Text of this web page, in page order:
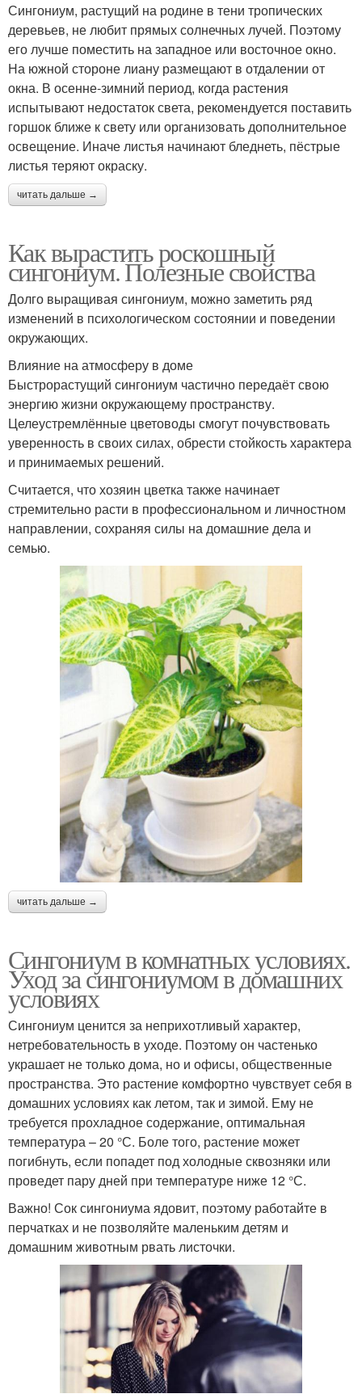
Сингониум, растущий на родине в тени тропических
деревьев, не любит прямых солнечных лучей. Поэтому
его лучше поместить на западное или восточное окно.
На южной стороне лиану размещают в отдалении от
окна. В осенне-зимний период, когда растения
испытывают недостаток света, рекомендуется поставить
горшок ближе к свету или организовать дополнительное
освещение. Иначе листья начинают бледнеть, пёстрые
листья теряют окраску.
читать дальше →
Как вырастить роскошный
сингониум. Полезные свойства
Долго выращивая сингониум, можно заметить ряд
изменений в психологическом состоянии и поведении
окружающих.
Влияние на атмосферу в доме
Быстрорастущий сингониум частично передаёт свою
энергию жизни окружающему пространству.
Целеустремлённые цветоводы смогут почувствовать
уверенность в своих силах, обрести стойкость характера
и принимаемых решений.
Считается, что хозяин цветка также начинает
стремительно расти в профессиональном и личностном
направлении, сохраняя силы на домашние дела и
семью.
читать дальше →
Сингониум в комнатных условиях.
Уход за сингониумом в домашних
условиях
Сингониум ценится за неприхотливый характер,
нетребовательность в уходе. Поэтому он частенько
украшает не только дома, но и офисы, общественные
пространства. Это растение комфортно чувствует себя в
домашних условиях как летом, так и зимой. Ему не
требуется прохладное содержание, оптимальная
температура – 20 °С. Боле того, растение может
погибнуть, если попадет под холодные сквозняки или
проведет пару дней при температуре ниже 12 °С.
Важно! Сок сингониума ядовит, поэтому работайте в
перчатках и не позволяйте маленьким детям и
домашним животным рвать листочки.